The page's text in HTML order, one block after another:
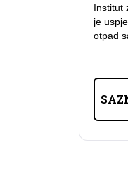
Institut
je
otpad